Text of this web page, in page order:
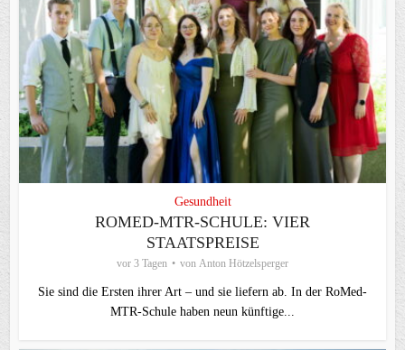
Gesundheit
ROMED-MTR-SCHULE: VIER
STAATSPREISE
vor 3 Tagen von Anton Hötzelsperger
Sie sind die Ersten ihrer Art – und sie liefern ab. In der RoMed-
MTR-Schule haben neun künftige...